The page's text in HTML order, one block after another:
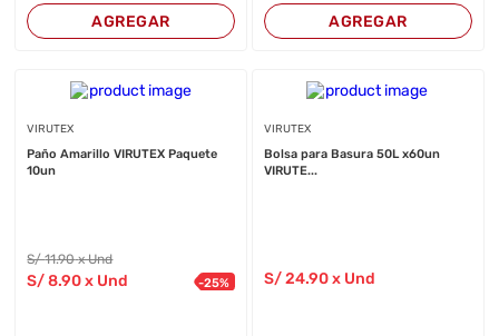
AGREGAR AGREGAR
VIRUTEX
Paño Amarillo VIRUTEX Paquete
10un
S/11.90 x Und
S/8.90 x Und -25%
VIRUTEX
Bolsa para Basura 50L x60un
VIRUTE...
S/24.90x Und